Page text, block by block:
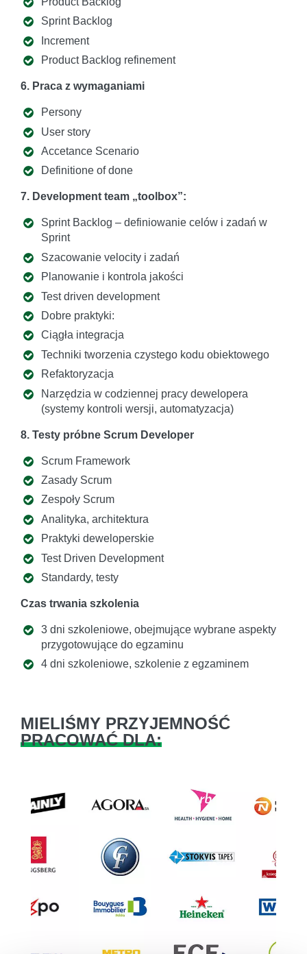
Sprint Backlog
Increment
Product Backlog refinement
6. Praca z wymaganiami
Persony
User story
Accetance Scenario
Definitione of done
7. Development team „toolbox”:
Sprint Backlog – definiowanie celów i zadań w
Sprint
Szacowanie velocity i zadań
Planowanie i kontrola jakości
Test driven development
Dobre praktyki:
Ciągła integracja
Techniki tworzenia czystego kodu obiektowego
Refaktoryzacja
Narzędzia w codziennej pracy dewelopera
(systemy kontroli wersji, automatyzacja)
8. Testy próbne Scrum Developer
Scrum Framework
Zasady Scrum
Zespoły Scrum
Analityka, architektura
Praktyki deweloperskie
Test Driven Development
Standardy, testy
Czas trwania szkolenia
3 dni szkoleniowe, obejmujące wybrane aspekty
przygotowujące do egzaminu
4 dni szkoleniowe, szkolenie z egzaminem
MIELIŚMY PRZYJEMNOŚĆ
PRACOWAĆ DLA: